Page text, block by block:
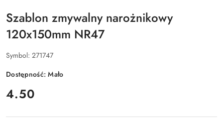
Szablon zmywalny narożnikowy
120x150mm NR47
Symbol: 271747
Dostępność:Mało
cena:
4.50